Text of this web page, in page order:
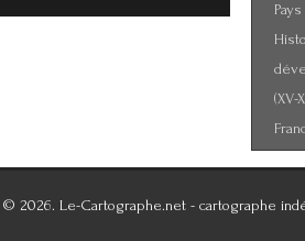
(XV-
2026. Le-Cartographe.net - cartographe